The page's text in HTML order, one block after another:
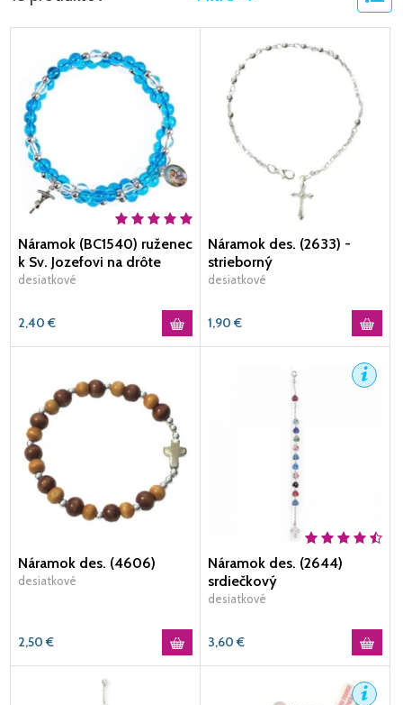
Náramok (BC1540) ruženec
k Sv. Jozefovi na drôte
desiatkové
2,40 €
Náramok des. (2633) -
strieborný
desiatkové
1,90 €
Náramok des. (4606)
desiatkové
2,50 €
Náramok des. (2644)
srdiečkový
desiatkové
3,60 €